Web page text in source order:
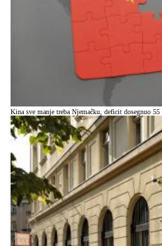
Kina sve manje treba Njemačku, deficit dosegnuo